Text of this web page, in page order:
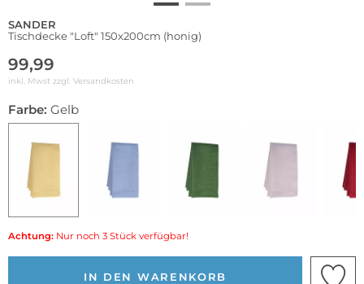
SANDER
Tischdecke "Loft" 150x200cm (honig)
99,99
inkl. Mwst zzgl. Versandkosten
Farbe: Gelb
Achtung: Nur noch 3 Stück verfügbar!
IN DEN WARENKORB